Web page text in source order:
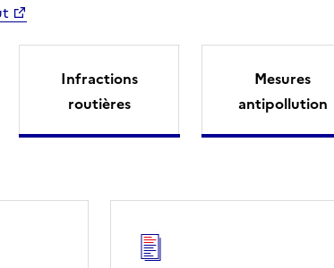
Infractions
routières
Mesures
antipollution